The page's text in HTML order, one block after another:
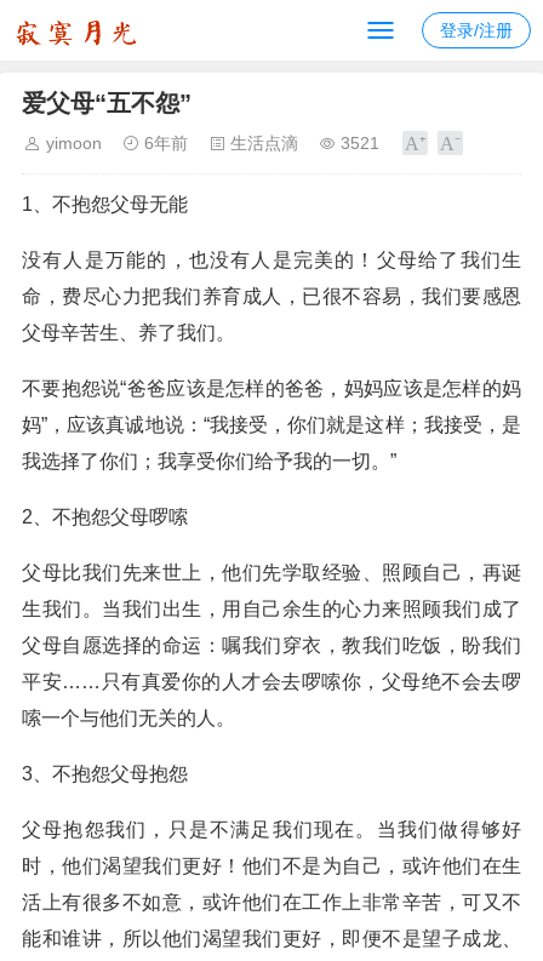
登录/注册
爱父母“五不怨”
yimoon 6年前 生活点滴 3521
1、不抱怨父母无能
没有人是万能的，也没有人是完美的！父母给了我们生
命，费尽心力把我们养育成人，已很不容易，我们要感恩
父母辛苦生、养了我们。
不要抱怨说“爸爸应该是怎样的爸爸，妈妈应该是怎样的妈
妈”，应该真诚地说：“我接受，你们就是这样；我接受，是
我选择了你们；我享受你们给予我的一切。”
2、不抱怨父母啰嗦
父母比我们先来世上，他们先学取经验、照顾自己，再诞
生我们。当我们出生，用自己余生的心力来照顾我们成了
父母自愿选择的命运：嘱我们穿衣，教我们吃饭，盼我们
平安……只有真爱你的人才会去啰嗦你，父母绝不会去啰
嗦一个与他们无关的人。
3、不抱怨父母抱怨
父母抱怨我们，只是不满足我们现在。当我们做得够好
时，他们渴望我们更好！他们不是为自己，或许他们在生
活上有很多不如意，或许他们在工作上非常辛苦，可又不
能和谁讲，所以他们渴望我们更好，即便不是望子成龙、